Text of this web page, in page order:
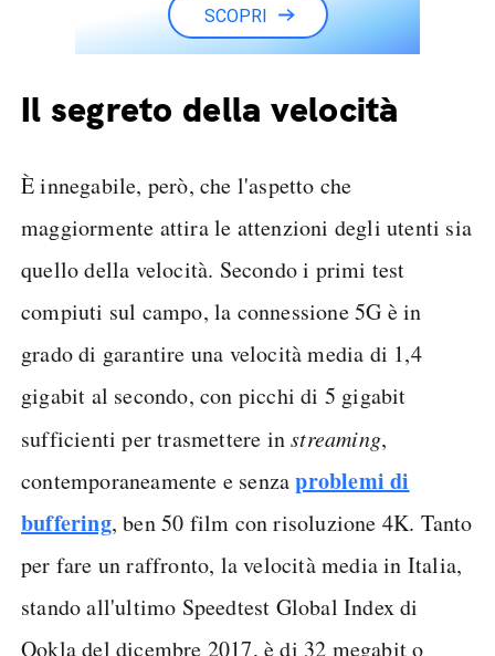
SCOPRI
Il segreto della velocità
È innegabile, però, che l'aspetto che
maggiormente attira le attenzioni degli utenti sia
quello della velocità. Secondo i primi test
compiuti sul campo, la connessione 5G è in
grado di garantire una velocità media di 1,4
gigabit al secondo, con picchi di 5 gigabit
sufficienti per trasmettere instreaming,
contemporaneamente e senzaproblemi di
buffering, ben 50 film con risoluzione 4K. Tanto
per fare un raffronto, la velocità media in Italia,
stando all'ultimo Speedtest Global Index di
Ookla del dicembre 2017, è di 32 megabit o